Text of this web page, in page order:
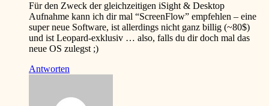
Für den Zweck der gleichzeitigen iSight & Desktop
Aufnahme kann ich dir mal “ScreenFlow” empfehlen – eine
super neue Software, ist allerdings nicht ganz billig (~80$)
und ist Leopard-exklusiv … also, falls du dir doch mal das
neue OS zulegst ;)
Antworten